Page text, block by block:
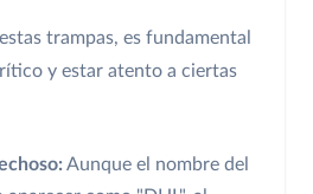
trampas, es fundamental
y estar atento a ciertas
Aunque el nombre del